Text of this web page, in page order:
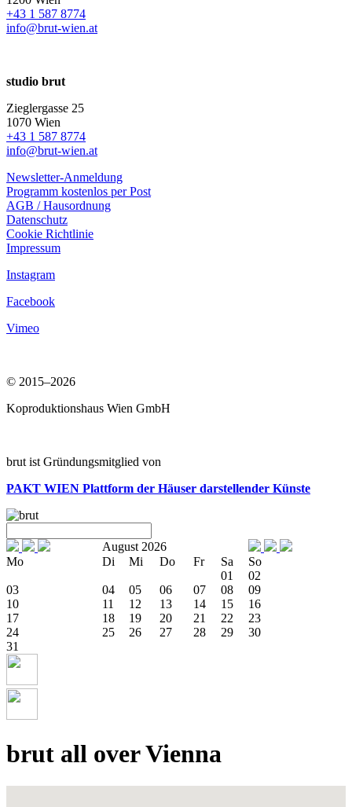
+43 1 587 8774
info@brut-wien.at
studio brut
Zieglergasse 25
1070 Wien
+43 1 587 8774
info@brut-wien.at
Newsletter-Anmeldung
Programm kostenlos per Post
AGB / Hausordnung
Datenschutz
Cookie Richtlinie
Impressum
Instagram
Facebook
Vimeo
© 2015–2026
Koproduktionshaus Wien GmbH
brut ist Gründungsmitglied von
PAKT WIEN Plattform der Häuser darstellender Künste
August 2026
Mo
Di Mi Do Fr Sa
So
01
02
03
04 05 06 07 08
09
10
11 12 13 14 15
16
17
18 19 20 21 22
23
24
25 26 27 28 29
30
31
brut all over Vienna